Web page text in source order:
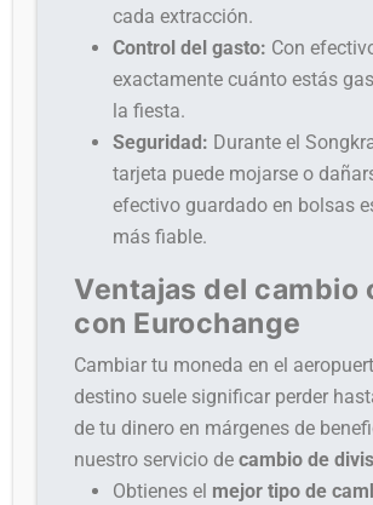
cada extracción.
Control del gasto: Con
exactamente cuánto estás
la fiesta.
Seguridad: Durante el
tarjeta puede mojarse o
efectivo guardado en bolsas
más fiable.
Ventajas del cambio
con Eurochange
Cambiar tu moneda en el
destino suele significar perder
de tu dinero en márgenes de
nuestro servicio decambio de
Obtienes el mejor tipo de